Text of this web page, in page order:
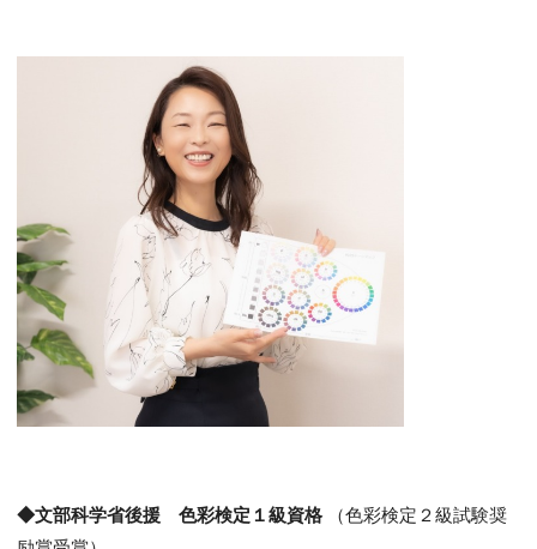
◆文部科学省後援 色彩検定１級資格（色彩検定２級試験奨